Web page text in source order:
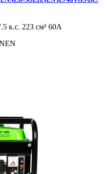
к.с. 223 см³ 60А